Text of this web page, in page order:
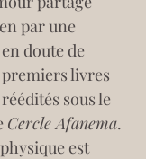
par une
doute de
livres
sous le
Cercle Afanema.
est